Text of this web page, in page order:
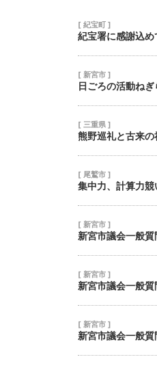
[ 紀宝町 ]
紀宝署に感謝込
[ 新宮市 ]
日ごろの活動ね
[ 三重県 ]
熊野巡礼と古来
[ 尾鷲市 ]
集中力、計算力
[ 新宮市 ]
新宮市議会一般
[ 新宮市 ]
新宮市議会一般
[ 新宮市 ]
新宮市議会一般